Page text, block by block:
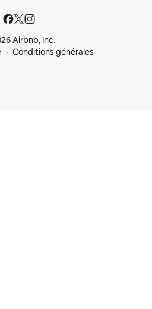
Airbnb, Inc.
Conditions générales